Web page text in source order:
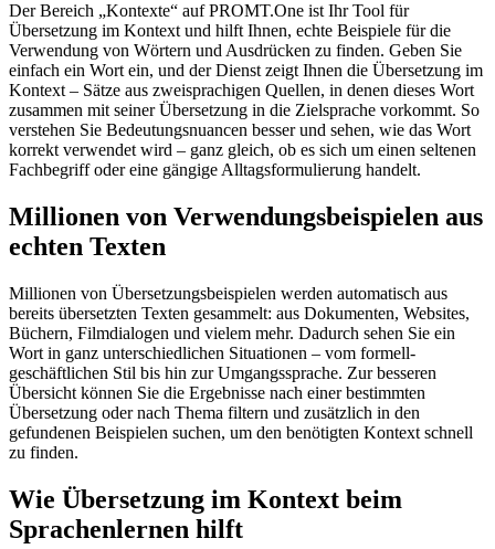
Der Bereich „Kontexte“ auf PROMT.One ist Ihr Tool für
Übersetzung im Kontext und hilft Ihnen, echte Beispiele für die
Verwendung von Wörtern und Ausdrücken zu finden. Geben Sie
einfach ein Wort ein, und der Dienst zeigt Ihnen die Übersetzung im
Kontext – Sätze aus zweisprachigen Quellen, in denen dieses Wort
zusammen mit seiner Übersetzung in die Zielsprache vorkommt. So
verstehen Sie Bedeutungsnuancen besser und sehen, wie das Wort
korrekt verwendet wird – ganz gleich, ob es sich um einen seltenen
Fachbegriff oder eine gängige Alltagsformulierung handelt.
Millionen von Verwendungsbeispielen aus
echten Texten
Millionen von Übersetzungsbeispielen werden automatisch aus
bereits übersetzten Texten gesammelt: aus Dokumenten, Websites,
Büchern, Filmdialogen und vielem mehr. Dadurch sehen Sie ein
Wort in ganz unterschiedlichen Situationen – vom formell-
geschäftlichen Stil bis hin zur Umgangssprache. Zur besseren
Übersicht können Sie die Ergebnisse nach einer bestimmten
Übersetzung oder nach Thema filtern und zusätzlich in den
gefundenen Beispielen suchen, um den benötigten Kontext schnell
zu finden.
Wie Übersetzung im Kontext beim
Sprachenlernen hilft